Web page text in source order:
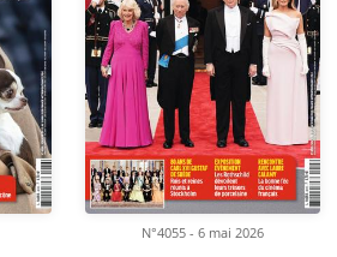
N°4055 - 6 mai 2026